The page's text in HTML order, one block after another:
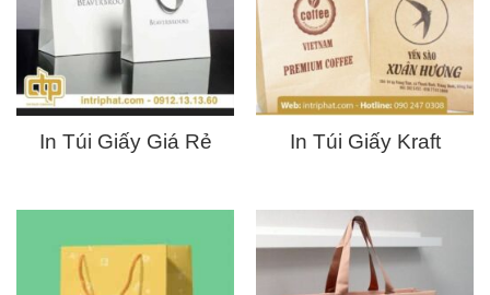
In Túi Giấy Giá Rẻ In Túi Giấy Kraft